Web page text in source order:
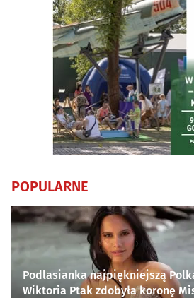
POPULARNE
Podlasianka najpiękniejszą
Wiktoria Ptak zdobyła koronę